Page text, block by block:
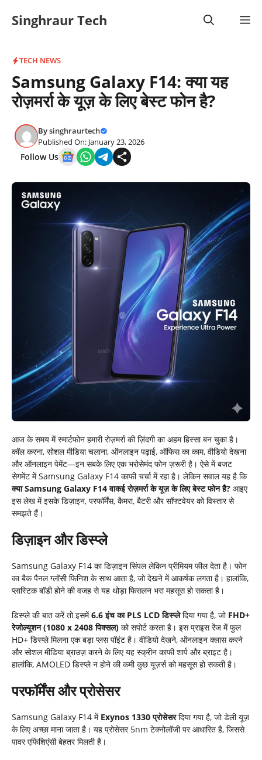
Singhraur Tech
TECH NEWS
Samsung Galaxy F14: क्या यह
रोज़मर्रा के यूज़ के लिए बेस्ट फोन है?
Bysinghraurtech
Published On: January 23, 2026
Follow Us
आज के समय में स्मार्टफोन हमारी रोज़मर्रा की ज़िंदगी का अहम हिस्सा बन चुका है।
कॉल करना, सोशल मीडिया चलाना, ऑनलाइन पढ़ाई, ऑफिस का काम, वीडियो देखना
और ऑनलाइन पेमेंट—इन सबके लिए एक भरोसेमंद फोन ज़रूरी है। ऐसे में बजट
सेगमेंट में Samsung Galaxy F14 काफी चर्चा में रहा है। लेकिन सवाल यह है कि
क्या Samsung Galaxy F14 वाकई रोज़मर्रा के यूज़ के लिए बेस्ट फोन है? आइए
इस लेख में इसके डिज़ाइन, परफॉर्मेंस, कैमरा, बैटरी और सॉफ्टवेयर को विस्तार से
समझते हैं।
डिज़ाइन और डिस्प्ले
Samsung Galaxy F14 का डिज़ाइन सिंपल लेकिन प्रीमियम फील देता है। फोन
का बैक पैनल ग्लॉसी फिनिश के साथ आता है, जो देखने में आकर्षक लगता है। हालांकि,
प्लास्टिक बॉडी होने की वजह से यह थोड़ा फिसलन भरा महसूस हो सकता है।
डिस्प्ले की बात करें तो इसमें6.6 इंच का PLS LCD डिस्प्लेदिया गया है, जो FHD+
रेजोल्यूशन (1080 x 2408 पिक्सल) को सपोर्ट करता है। इस प्राइस रेंज में फुल
HD+ डिस्प्ले मिलना एक बड़ा प्लस पॉइंट है। वीडियो देखने, ऑनलाइन क्लास करने
और सोशल मीडिया ब्राउज़ करने के लिए यह स्क्रीन काफी शार्प और ब्राइट है।
हालांकि, AMOLED डिस्प्ले न होने की कमी कुछ यूज़र्स को महसूस हो सकती है।
परफॉर्मेंस और प्रोसेसर
Samsung Galaxy F14 में Exynos 1330 प्रोसेसरदिया गया है, जो डेली यूज़
के लिए अच्छा माना जाता है। यह प्रोसेसर 5nm टेक्नोलॉजी पर आधारित है, जिससे
पावर एफिशिएंसी बेहतर मिलती है।